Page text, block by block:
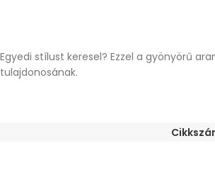
Egyedi stílust keresel? Ezzel a gyönyörű
tulajdonosának.